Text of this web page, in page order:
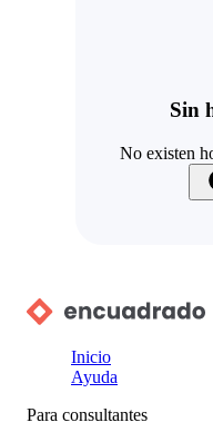
Sin
No existen
Inicio
Ayuda
Para consultantes